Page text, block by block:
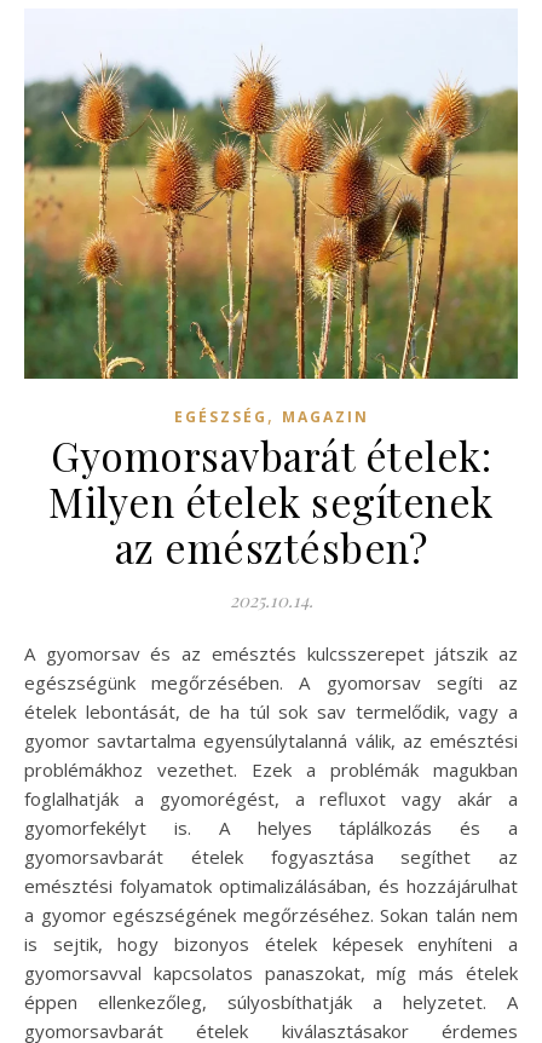
EGÉSZSÉG , MAGAZIN
Gyomorsavbarát ételek:
Milyen ételek segítenek
az emésztésben?
2025.10.14.
A gyomorsav és az emésztés kulcsszerepet játszik az
egészségünk megőrzésében. A gyomorsav segíti az
ételek lebontását, de ha túl sok sav termelődik, vagy a
gyomor savtartalma egyensúlytalanná válik, az emésztési
problémákhoz vezethet. Ezek a problémák magukban
foglalhatják a gyomorégést, a refluxot vagy akár a
gyomorfekélyt is. A helyes táplálkozás és a
gyomorsavbarát ételek fogyasztása segíthet az
emésztési folyamatok optimalizálásában, és hozzájárulhat
a gyomor egészségének megőrzéséhez. Sokan talán nem
is sejtik, hogy bizonyos ételek képesek enyhíteni a
gyomorsavval kapcsolatos panaszokat, míg más ételek
éppen ellenkezőleg, súlyosbíthatják a helyzetet. A
gyomorsavbarát ételek kiválasztásakor érdemes